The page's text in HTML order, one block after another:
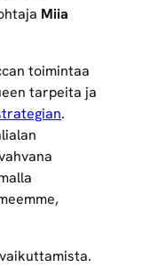
Miia
toimintaa
tarpeita ja
.